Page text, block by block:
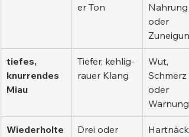
er Ton
Nahrung
oder
Zuneigung
tiefes,
knurrendes
Miau
Tiefer, kehlig-
rauer Klang
Wut,
Schmerz
oder
Warnung
Wiederholte
Drei oder